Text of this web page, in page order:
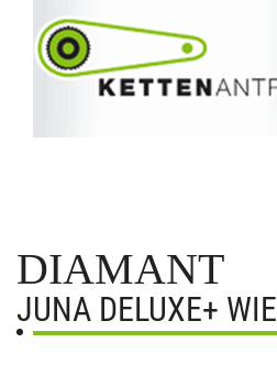
DIAMANT
JUNA DELUXE+ WIE